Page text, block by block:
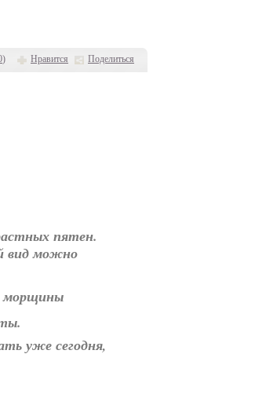
) Нравится Поделиться
пятен.
вид можно
уже сегодня,